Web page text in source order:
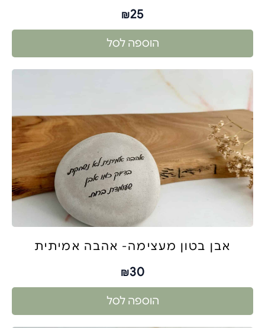
₪25
הוספה לסל
אבן בטון מעצימה- אהבה אמיתית
₪30
הוספה לסל